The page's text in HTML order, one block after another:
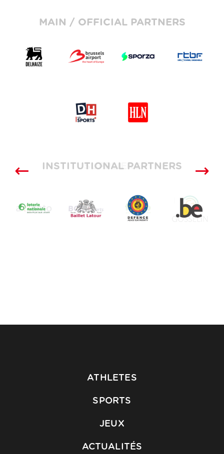
MAIN / OFFICIAL PARTNERS
SUPPLIERS
INSTITUTIONAL PARTNERS
ATHLETES
SPORTS
JEUX
ACTUALITÉS